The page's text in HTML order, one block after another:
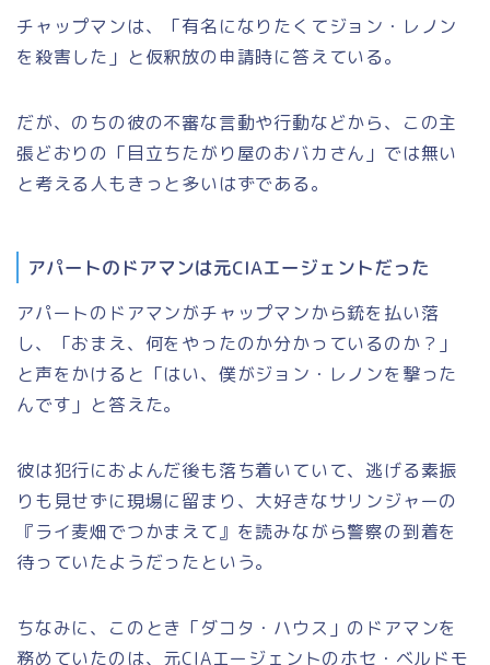
チャップマンは、「有名になりたくてジョン・レノン
を殺害した」と仮釈放の申請時に答えている。
だが、のちの彼の不審な言動や行動などから、この主
張どおりの「目立ちたがり屋のおバカさん」では無い
と考える人もきっと多いはずである。
アパートのドアマンは元CIAエージェントだった
アパートのドアマンがチャップマンから銃を払い落
し、「おまえ、何をやったのか分かっているのか？」
と声をかけると「はい、僕がジョン・レノンを撃った
んです」と答えた。
彼は犯行におよんだ後も落ち着いていて、逃げる素振
りも見せずに現場に留まり、大好きなサリンジャーの
『ライ麦畑でつかまえて』を読みながら警察の到着を
待っていたようだったという。
ちなみに、このとき「ダコタ・ハウス」のドアマンを
務めていたのは、元CIAエージェントのホセ・ベルドモ